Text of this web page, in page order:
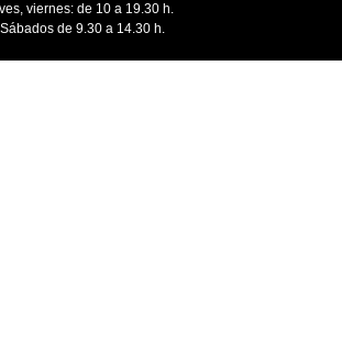
viernes: de 10 a 19.30 h.
de 9.30 a 14.30 h.